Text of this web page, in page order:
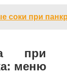
соки при
при
меню